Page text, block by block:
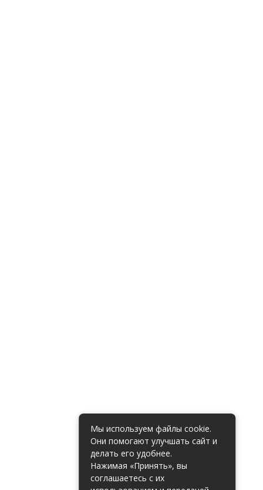
Мы используем файлы cookie.
Они помогают улучшать сайт и
делать его удобнее.
Нажимая «Принять», вы
соглашаетесь с их